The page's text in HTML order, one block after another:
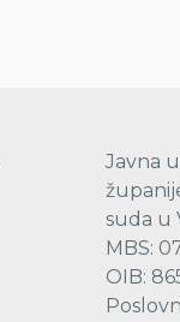
Javna
suda u
MBS:
OIB: